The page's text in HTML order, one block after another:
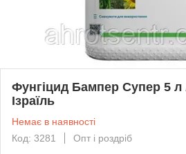
Фунгіцид Бампер Супер 5
Ізраїль
Немає в наявності
Код: 3281
Опт і роздріб